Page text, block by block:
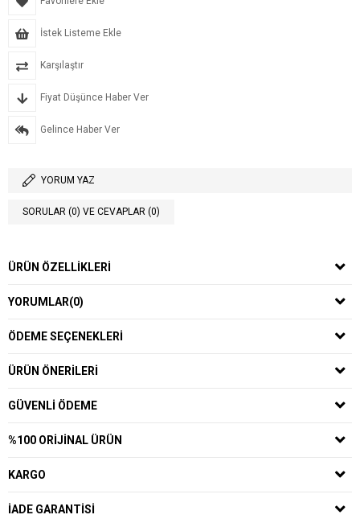
İstek Listeme Ekle
Karşılaştır
Fiyat Düşünce Haber Ver
Gelince Haber Ver
YORUM YAZ
SORULAR (0) VE CEVAPLAR (0)
ÜRÜN ÖZELLIKLERI
YORUMLAR(0)
ÖDEME SEÇENEKLERI
ÜRÜN ÖNERILERI
GÜVENLI ÖDEME
%100 ORIJINAL ÜRÜN
KARGO
İADE GARANTISI